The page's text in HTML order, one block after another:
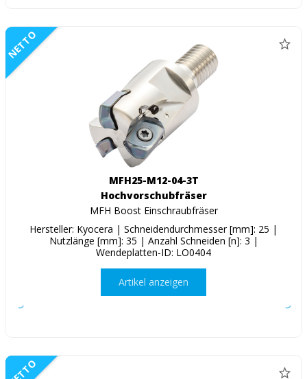
NETTO
MFH25-M12-04-3T
Hochvorschubfräser
MFH Boost Einschraubfräser
Hersteller: Kyocera | Schneidendurchmesser [mm]: 25 |
Nutzlänge [mm]: 35 | Anzahl Schneiden [n]: 3 |
Wendeplatten-ID: LO0404
Artikel anzeigen